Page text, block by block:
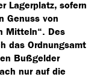
Lagerplatz, sofern
Genuss von
Mitteln“. Des
das Ordnungsamt
Bußgelder
nur auf die